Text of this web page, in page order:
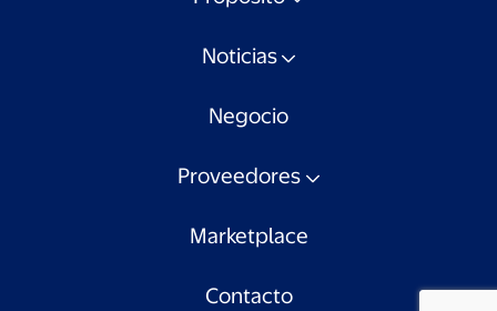
Noticias
Negocio
Proveedores
Marketplace
Contacto